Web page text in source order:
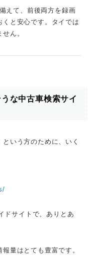
えて、前後両方を録画
と安心です。タイでは
ん。
な中古車検索サイ
いう方のために、いく
ドサイトで、ありとあ
量はとても豊富です。